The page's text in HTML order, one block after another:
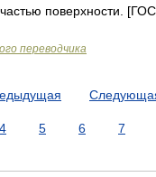
поверхности.
переводчика
4 5 6 7